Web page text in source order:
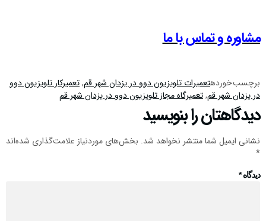
مشاوره و تماس با ما
برچسب خوردهتعمیرات تلویزیون دوو در یزدان شهر قم,تعمیرکار تلویزیون دوو
در یزدان شهر قم,تعمیرگاه مجاز تلویزیون دوو در یزدان شهر قم
دیدگاهتان را بنویسید
نشانی ایمیل شما منتشر نخواهد شد. بخش‌های موردنیاز علامت‌گذاری شده‌اند
*
دیدگاه*